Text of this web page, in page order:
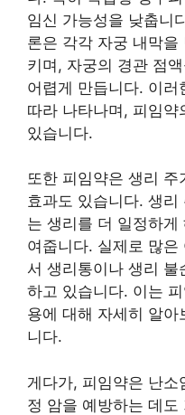
임신 가능성을 낮춥니
론은 각각 자궁 내막을
키며, 자궁의 경관 점
어렵게 만듭니다. 이러
따라 나타나며, 피임
있습니다.
또한 피임약은 생리
효과도 있습니다. 생리
는 생리를 더 일정하
여줍니다. 실제로 많은
서 생리통이나 생리
하고 있습니다. 이는
용에 대해 자세히 알아
니다.
게다가, 피임약은 난
정 암을 예방하는 데도